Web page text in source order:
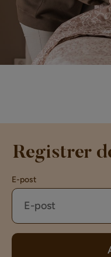
Registrer
E-post